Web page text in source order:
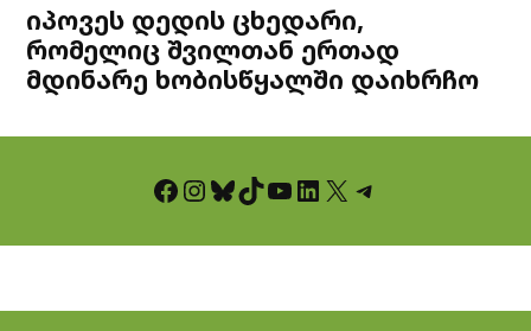
იპოვეს დედის ცხედარი,
რომელიც შვილთან ერთად
მდინარე ხობისწყალში დაიხრჩო
Facebook InstagramBluesky TikTok YouTube LinkedIn X Telegram